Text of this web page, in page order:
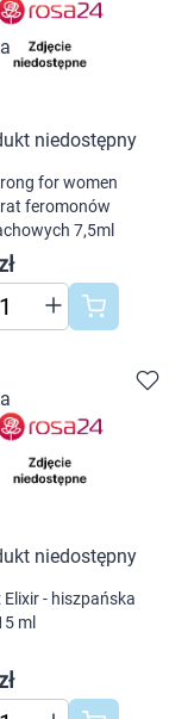
niedostępny
for women
feromonów
7,5ml
niedostępny
Elixir - hiszpańska
ml